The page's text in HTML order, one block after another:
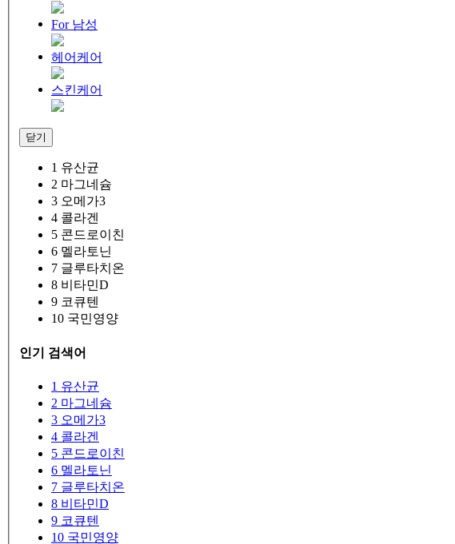
For 남성
헤어케어
스킨케어
닫기
1 유산균
2 마그네슘
3 오메가3
4 콜라겐
5 콘드로이친
6 멜라토닌
7 글루타치온
8 비타민D
9 코큐텐
10 국민영양
인기 검색어
1 유산균
2 마그네슘
3 오메가3
4 콜라겐
5 콘드로이친
6 멜라토닌
7 글루타치온
8 비타민D
9 코큐텐
10 국민영양